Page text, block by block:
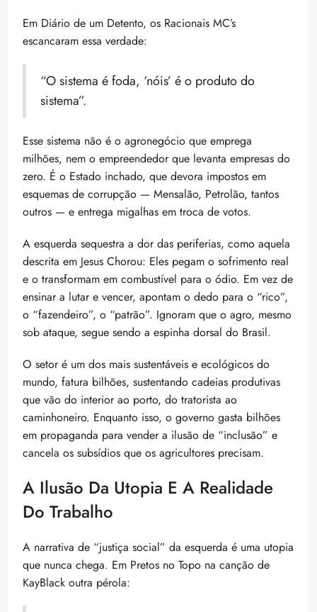
Em Diário de um Detento, os Racionais MC’s
escancaram essa verdade:
“O sistema é foda, ‘nóis’ é o produto do
sistema”.
Esse sistema não é o agronegócio que emprega
milhões, nem o empreendedor que levanta empresas do
zero. É o Estado inchado, que devora impostos em
esquemas de corrupção — Mensalão, Petrolão, tantos
outros — e entrega migalhas em troca de votos.
A esquerda sequestra a dor das periferias, como aquela
descrita em Jesus Chorou: Eles pegam o sofrimento real
e o transformam em combustível para o ódio. Em vez de
ensinar a lutar e vencer, apontam o dedo para o “rico”,
o “fazendeiro”, o “patrão”. Ignoram que o agro, mesmo
sob ataque, segue sendo a espinha dorsal do Brasil.
O setor é um dos mais sustentáveis e ecológicos do
mundo, fatura bilhões, sustentando cadeias produtivas
que vão do interior ao porto, do tratorista ao
caminhoneiro. Enquanto isso, o governo gasta bilhões
em propaganda para vender a ilusão de “inclusão” e
cancela os subsídios que os agricultores precisam.
A Ilusão Da Utopia E A Realidade
Do Trabalho
A narrativa de “justiça social” da esquerda é uma utopia
que nunca chega. Em Pretos no Topo na canção de
KayBlack outra pérola: